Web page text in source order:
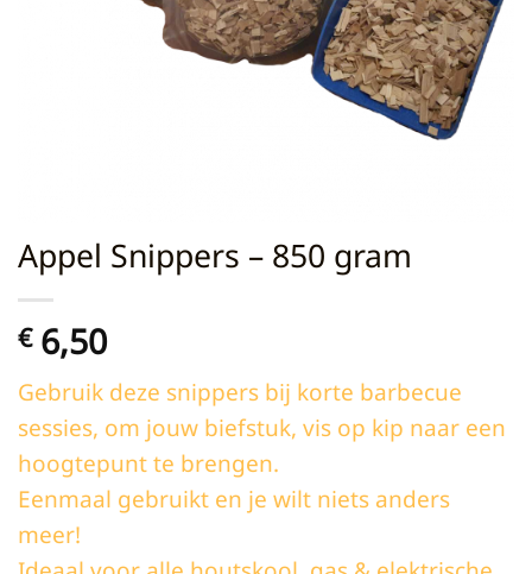
Appel Snippers – 850 gram
€6,50
Gebruik deze snippers bij korte barbecue
sessies, om jouw biefstuk, vis op kip naar een
hoogtepunt te brengen.
Eenmaal gebruikt en je wilt niets anders
meer!